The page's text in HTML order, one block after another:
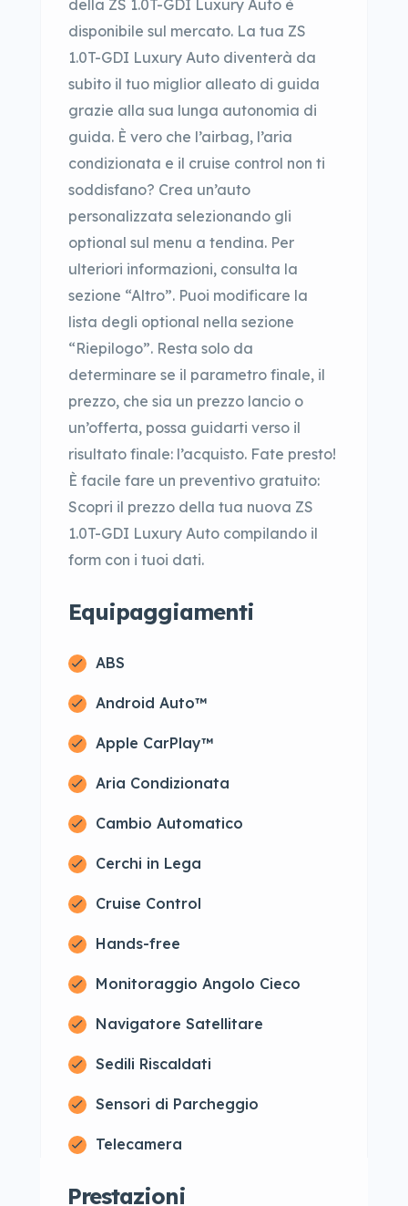
della ZS 1.0T-GDI Luxury Auto è
disponibile sul mercato. La tua ZS
1.0T-GDI Luxury Auto diventerà da
subito il tuo miglior alleato di guida
grazie alla sua lunga autonomia di
guida. È vero che l’airbag, l’aria
condizionata e il cruise control non ti
soddisfano? Crea un’auto
personalizzata selezionando gli
optional sul menu a tendina. Per
ulteriori informazioni, consulta la
sezione “Altro”. Puoi modificare la
lista degli optional nella sezione
“Riepilogo”. Resta solo da
determinare se il parametro finale, il
prezzo, che sia un prezzo lancio o
un’offerta, possa guidarti verso il
risultato finale: l’acquisto. Fate presto!
È facile fare un preventivo gratuito:
Scopri il prezzo della tua nuova ZS
1.0T-GDI Luxury Auto compilando il
form con i tuoi dati.
Equipaggiamenti
ABS
Android Auto™
Apple CarPlay™
Aria Condizionata
Cambio Automatico
Cerchi in Lega
Cruise Control
Hands-free
Monitoraggio Angolo Cieco
Navigatore Satellitare
Sedili Riscaldati
Sensori di Parcheggio
Telecamera
Prestazioni